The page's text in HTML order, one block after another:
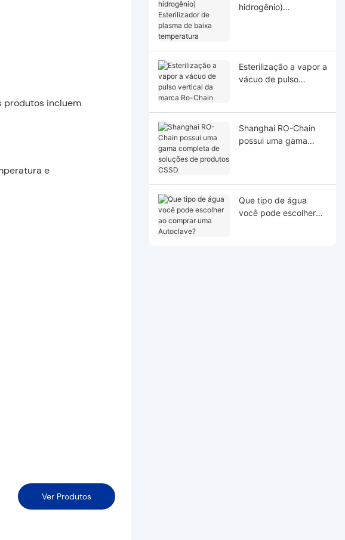
produtos incluem
e
Ver Produtos
hidrogênio)
Esterilização a vapor a
vácuo de pulso
Shanghai RO-Chain
possui uma gama
Que tipo de água
você pode escolher